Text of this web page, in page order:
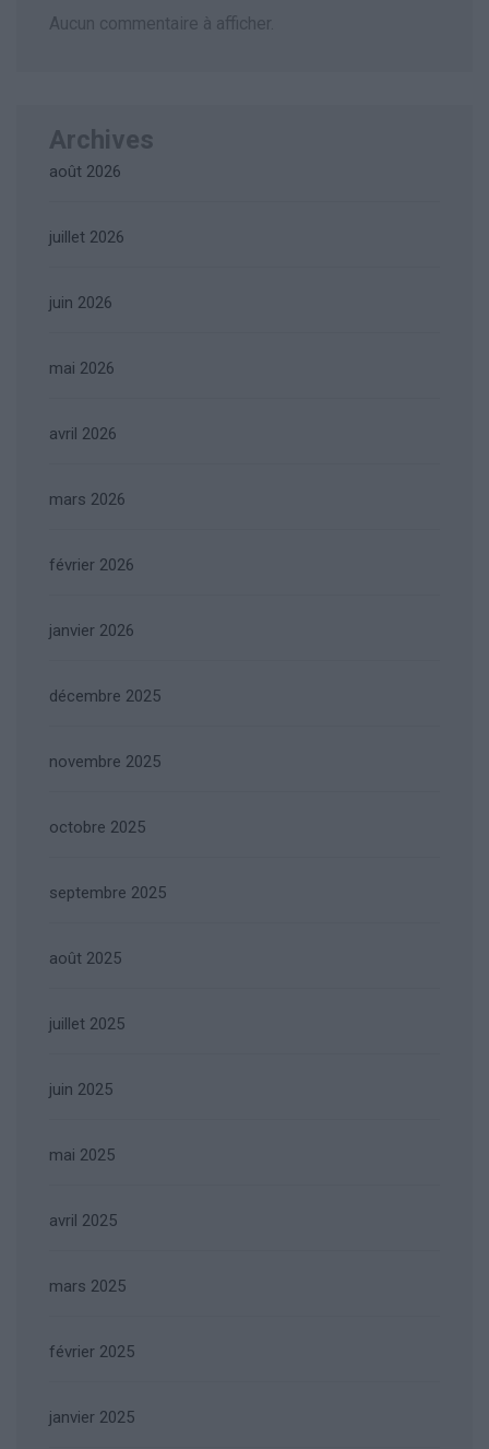
Aucun commentaire à afficher.
Archives
août 2026
juillet 2026
juin 2026
mai 2026
avril 2026
mars 2026
février 2026
janvier 2026
décembre 2025
novembre 2025
octobre 2025
septembre 2025
août 2025
juillet 2025
juin 2025
mai 2025
avril 2025
mars 2025
février 2025
janvier 2025